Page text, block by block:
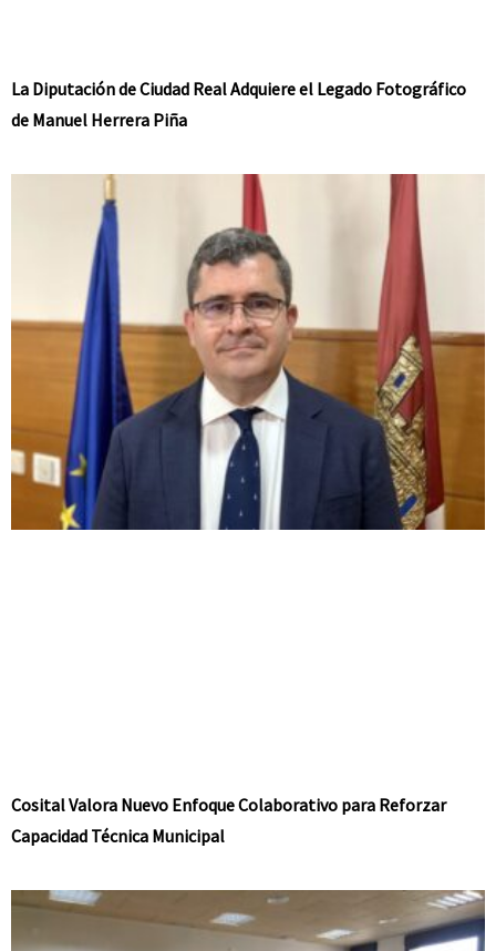
La Diputación de Ciudad Real Adquiere el Legado Fotográfico
de Manuel Herrera Piña
Cosital Valora Nuevo Enfoque Colaborativo para Reforzar
Capacidad Técnica Municipal